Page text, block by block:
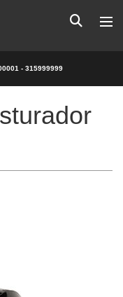
- 315999999